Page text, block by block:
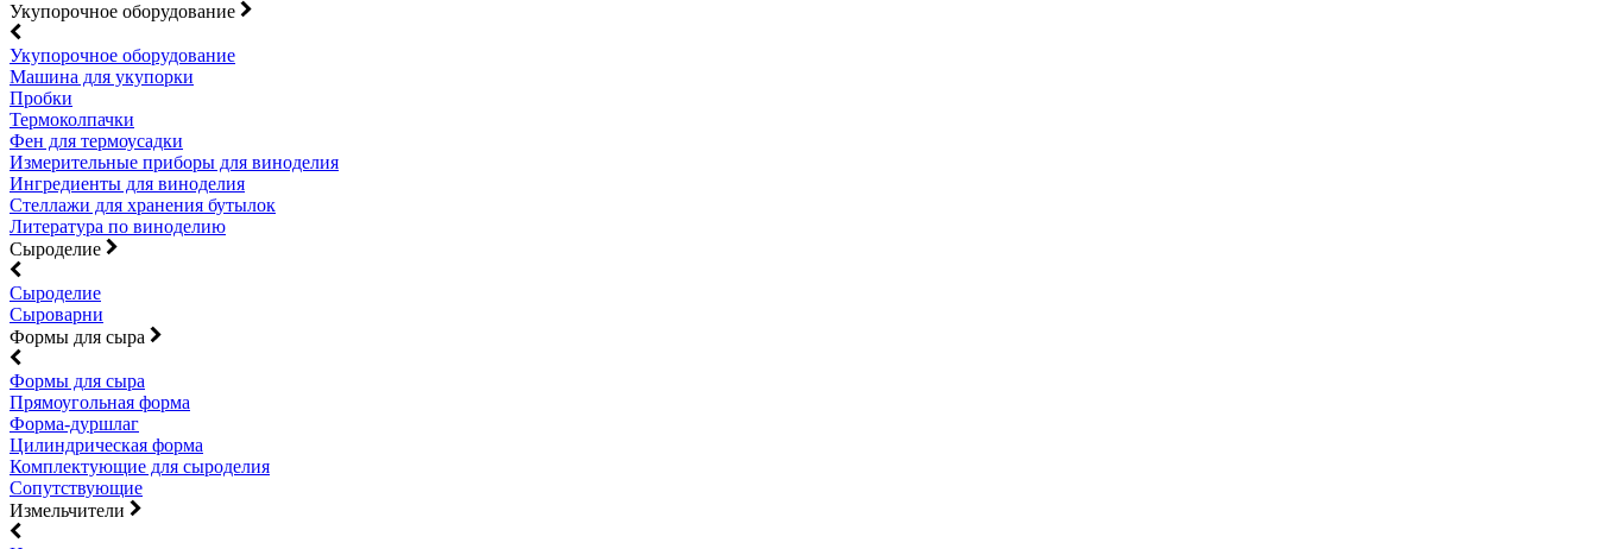
Укупорочное оборудование
Укупорочное оборудование
Машина для укупорки
Пробки
Термоколпачки
Фен для термоусадки
Измерительные приборы для виноделия
Ингредиенты для виноделия
Стеллажи для хранения бутылок
Литература по виноделию
Сыроделие
Сыроделие
Сыроварни
Формы для сыра
Формы для сыра
Прямоугольная форма
Форма-дуршлаг
Цилиндрическая форма
Комплектующие для сыроделия
Сопутствующие
Измельчители